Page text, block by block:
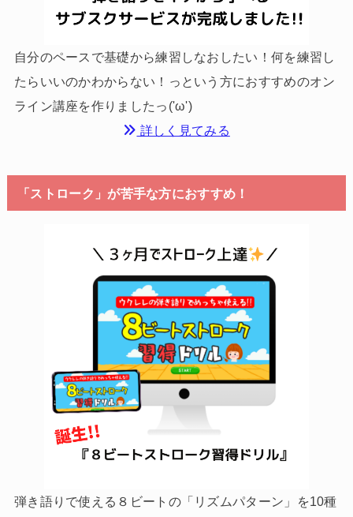
自分のペースで基礎から練習しなおしたい！何を練習し
たらいいのかわからない！っという方におすすめのオン
ライン講座を作りましたっ('ω')
詳しく見てみる
「ストローク」が苦手な方におすすめ！
弾き語りで使える８ビートの「リズムパターン」を10種